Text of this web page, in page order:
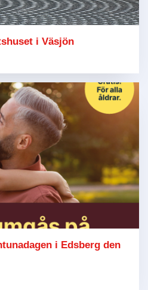
i Väsjön
i Edsberg den